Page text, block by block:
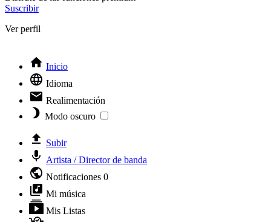
Suscribir
Ver perfil
Inicio
Idioma
Realimentación
Modo oscuro
Subir
Artista / Director de banda
Notificaciones 0
Mi música
Mis Listas